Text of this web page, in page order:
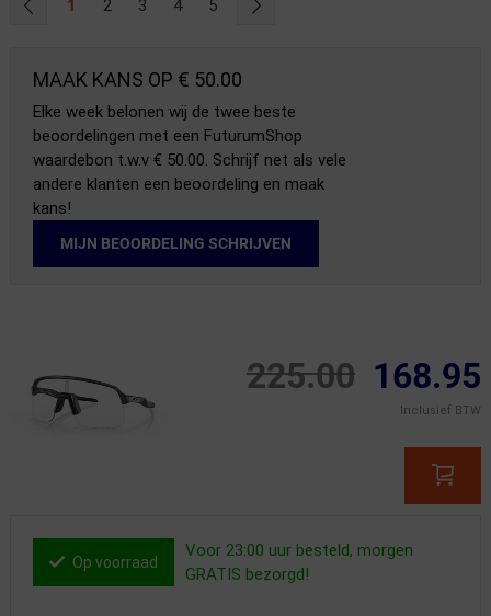
1 2 3 4 5
MAAK KANS OP € 50.00
Elke week belonen wij de twee beste
beoordelingen met een FuturumShop
waardebon t.w.v € 50.00. Schrijf net als vele
andere klanten een beoordeling en maak
kans!
MIJN BEOORDELING SCHRIJVEN
225.00 168.95
Inclusief BTW
Op voorraad
Voor 23:00 uur besteld, morgen
GRATIS bezorgd!